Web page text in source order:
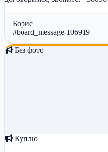
Борис
#board_message-106919
Без фото
Куплю